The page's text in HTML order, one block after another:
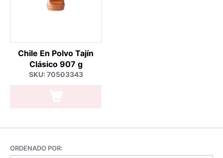
Chile En Polvo Tajín
Clásico 907 g
SKU: 70503343
ORDENADO POR: